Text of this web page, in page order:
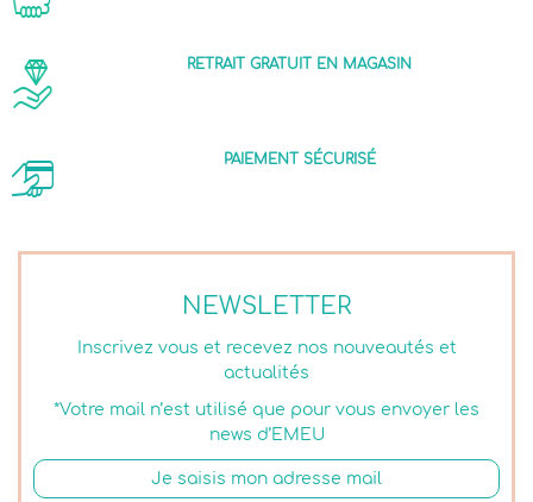
NEWSLETTER
Inscrivez vous et recevez nos nouveautés et
actualités
*Votre mail n’est utilisé que pour vous envoyer les
news d’EMEU
RETRAIT GRATUIT EN MAGASIN
PAIEMENT SÉCURISÉ